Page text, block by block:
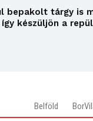
bepakolt tárgy is
készüljön a
Belföld